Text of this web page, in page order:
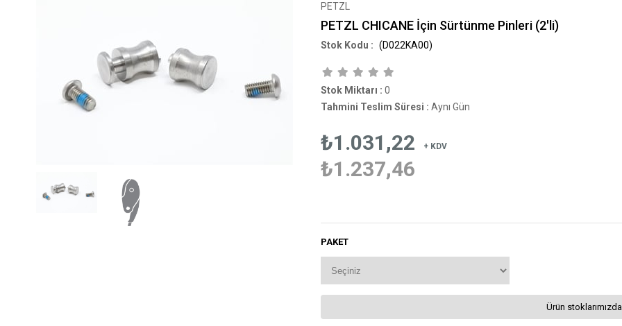
PETZL
PETZL CHICANE İçin Sürtünme Pinleri (2'li)
(D022KA00)
Stok Miktarı : 0
Tahmini Teslim Süresi : Aynı Gün
₺1.031,22 + KDV
₺1.237,46
PAKET
Ürün